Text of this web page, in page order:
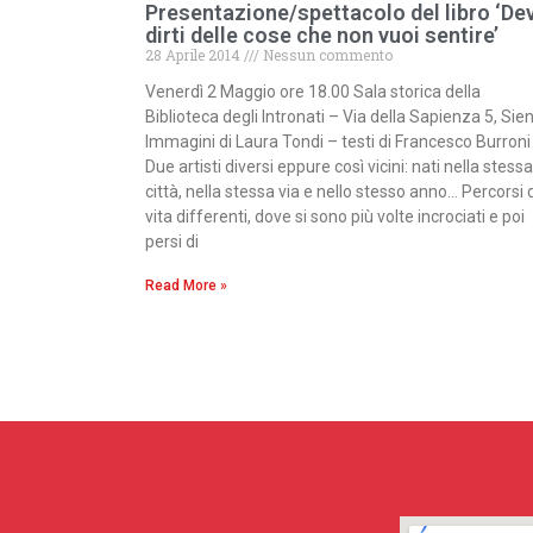
Presentazione/spettacolo del libro
dirti delle cose che non vuoi sentire’
28 Aprile 2014
Nessun commento
Venerdì 2 Maggio ore 18.00 Sala storica della
Biblioteca degli Intronati – Via della Sapienza 5,
Immagini di Laura Tondi – testi di Francesco Burroni
Due artisti diversi eppure così vicini: nati nella stessa
città, nella stessa via e nello stesso anno… Percorsi
vita differenti, dove si sono più volte incrociati e poi
persi di
Read More »